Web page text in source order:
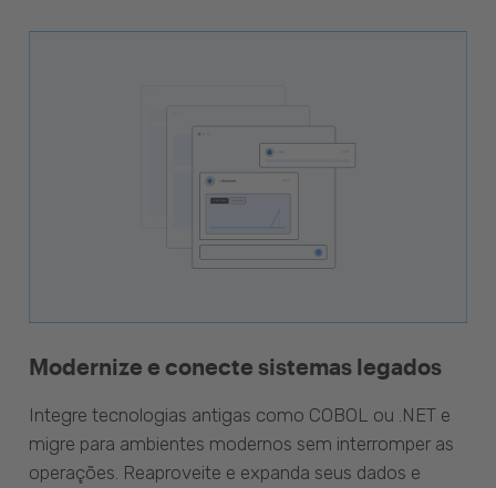
Modernize e conecte sistemas legados
Integre tecnologias antigas como COBOL ou .NET e
migre para ambientes modernos sem interromper as
operações. Reaproveite e expanda seus dados e